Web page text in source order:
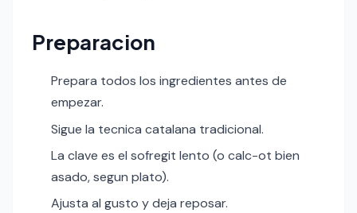
Preparacion
Prepara todos los ingredientes antes de
empezar.
Sigue la tecnica catalana tradicional.
La clave es el sofregit lento (o calc-ot bien
asado, segun plato).
Ajusta al gusto y deja reposar.